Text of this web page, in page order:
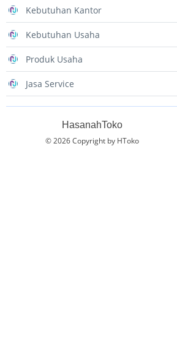
Kebutuhan Kantor
Kebutuhan Usaha
Produk Usaha
Jasa Service
HasanahToko
© 2026 Copyright by HToko